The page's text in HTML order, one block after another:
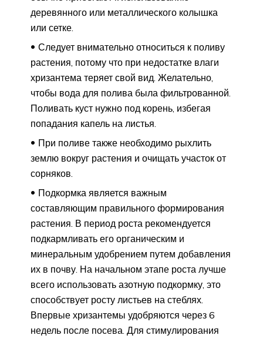
деревянного или металлического колышка
или сетке.
Следует внимательно относиться к поливу
растения, потому что при недостатке влаги
хризантема теряет свой вид. Желательно,
чтобы вода для полива была фильтрованной.
Поливать куст нужно под корень, избегая
попадания капель на листья.
При поливе также необходимо рыхлить
землю вокруг растения и очищать участок от
сорняков.
Подкормка является важным
составляющим правильного формирования
растения. В период роста рекомендуется
подкармливать его органическим и
минеральным удобрением путем добавления
их в почву. На начальном этапе роста лучше
всего использовать азотную подкормку, это
способствует росту листьев на стеблях.
Впервые хризантемы удобряются через 6
недель после посева. Для стимулирования